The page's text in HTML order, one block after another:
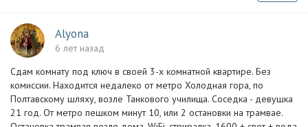
Alyona
6 лет назад
Сдам комнату под ключ в своей 3-х комнатной квартире. Без
комиссии. Находится недалеко от метро Холодная гора, по
Полтавскому шляху, возле Танкового училища. Соседка - девушка
21 год. От метро пешком минут 10, или 2 остановки на трамвае.